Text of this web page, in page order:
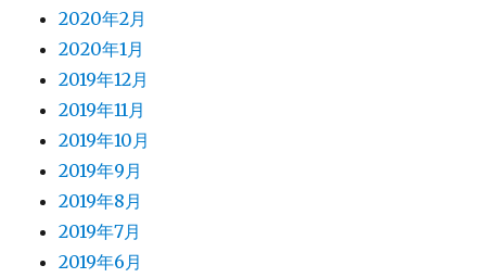
2020年2月
2020年1月
2019年12月
2019年11月
2019年10月
2019年9月
2019年8月
2019年7月
2019年6月